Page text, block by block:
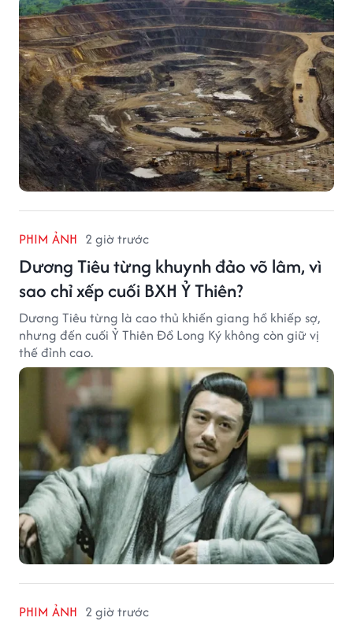
PHIM ẢNH 2 giờ trước
Dương Tiêu từng khuynh đảo võ lâm, vì
sao chỉ xếp cuối BXH Ỷ Thiên?
Dương Tiêu từng là cao thủ khiến giang hồ khiếp sợ,
nhưng đến cuối Ỷ Thiên Đồ Long Ký không còn giữ vị
thế đỉnh cao.
PHIM ẢNH 2 giờ trước